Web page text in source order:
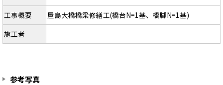
工事概要
屋島大橋橋梁修繕工(橋台N=1基、橋脚N=1基)
施工者
参考写真